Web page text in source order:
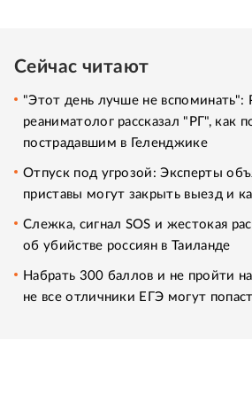
Сейчас читают
"Этот день лучше не вспоминать":
реаниматолог рассказал "РГ", как
пострадавшим в Геленджике
Отпуск под угрозой: Эксперты
приставы могут закрыть выезд и
Слежка, сигнал SOS и жестокая
об убийстве россиян в Таиланде
Набрать 300 баллов и не пройти
не все отличники ЕГЭ могут